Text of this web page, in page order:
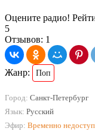
Оцените радио!
5
Отзывов: 1
Жанр: Поп
Город: Санкт-Петербург
Язык: Русский
Эфир: Временно